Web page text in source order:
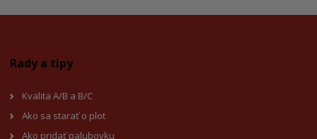
Rady a tipy
Kvalita A/B a B/C
Ako sa starať o plot
Ako pridať palubovku